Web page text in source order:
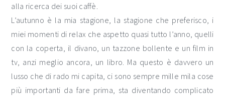
alla ricerca dei suoi caffè.
L’autunno è la mia stagione, la stagione che preferisco, i
miei momenti di relax che aspetto quasi tutto l’anno, quelli
con la coperta, il divano, un tazzone bollente e un film in
tv, anzi meglio ancora, un libro. Ma questo è davvero un
lusso che di rado mi capita, ci sono sempre mille mila cose
più importanti da fare prima, sta diventando complicato